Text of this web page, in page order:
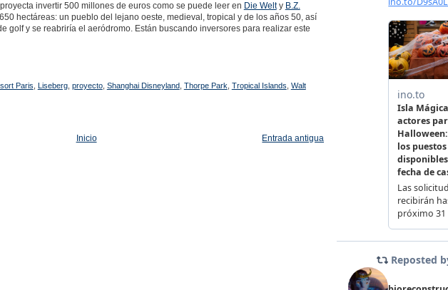
proyecta invertir 500 millones de euros como se puede leer en Die Welty B.Z.
hectáreas: un pueblo del lejano oeste, medieval, tropical y de los años 50, así
golf y se reabriría el aeródromo. Están buscando inversores para realizar este
Paris Liseberg, proyecto, Shanghai Disneyland, Thorpe Park Tropical Islands Walt
Entrada antigua
Inicio